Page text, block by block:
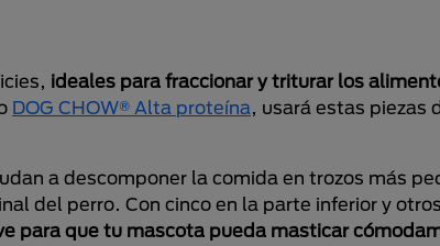
ideales para fraccionar y triturar los
DOG CHOW® Alta proteína, usará estas piezas
a descomponer la comida en trozos más
del perro. Con cinco en la parte inferior y
para que tu mascota pueda masticar